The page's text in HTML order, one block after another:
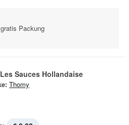
Packung
Sauces Hollandaise
Thomy